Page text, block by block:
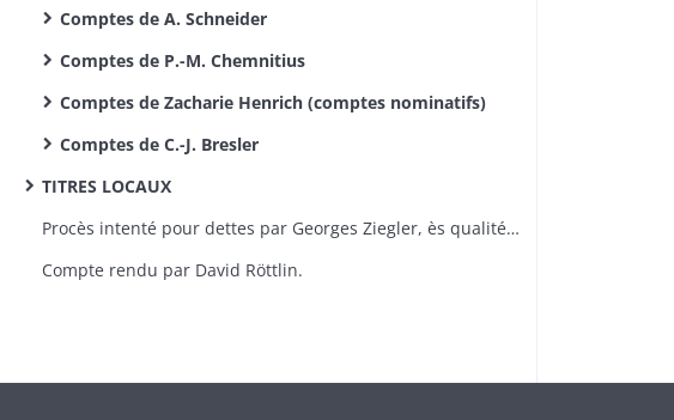
Comptes de A. Schneider
Comptes de P.-M. Chemnitius
Comptes de Zacharie Henrich (comptes nominatifs)
Comptes de C.-J. Bresler
TITRES LOCAUX
Procès intenté pour dettes par Georges Ziegler, ès qualité de maître des eaux et forêts du comté de Horbourg-Riquewihr à Marie-Barbe Beisser, veuve de Jacques Asse, femme de Georges Kiegler, cabaretier à Ribeauvillé. (21 avril 1789 au 24 octobre 1790). - Extrait du compte de la scierie seigneuriale (1790-1791). - Aperçu sur l'histoire de la seigneurie de Horbourg-Riquewihr : anonyme, sans date (fin XVIIIe siècle).
Compte rendu par David Röttlin.